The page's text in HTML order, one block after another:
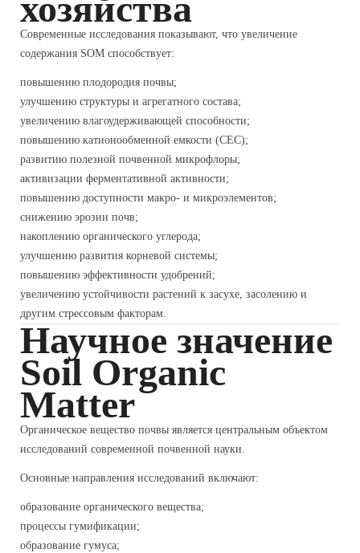
хозяйства
Современные исследования показывают, что увеличение
содержания SOM способствует:
повышению плодородия почвы;
улучшению структуры и агрегатного состава;
увеличению влагоудерживающей способности;
повышению катионообменной емкости (CEC);
развитию полезной почвенной микрофлоры;
активизации ферментативной активности;
повышению доступности макро- и микроэлементов;
снижению эрозии почв;
накоплению органического углерода;
улучшению развития корневой системы;
повышению эффективности удобрений;
увеличению устойчивости растений к засухе, засолению и
другим стрессовым факторам.
Научное значение
Soil Organic
Matter
Органическое вещество почвы является центральным объектом
исследований современной почвенной науки.
Основные направления исследований включают:
образование органического вещества;
процессы гумификации;
образование гумуса;